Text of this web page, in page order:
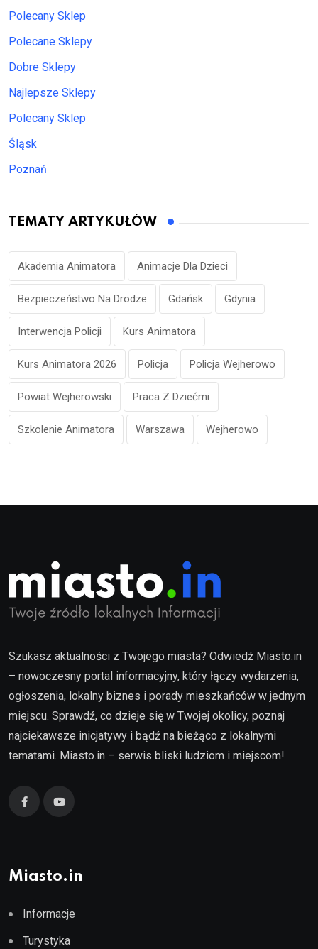
Polecany Sklep
Polecane Sklepy
Dobre Sklepy
Najlepsze Sklepy
Polecany Sklep
Śląsk
Poznań
TEMATY ARTYKUŁÓW
Akademia Animatora Animacje Dla Dzieci
Bezpieczeństwo Na Drodze Gdańsk Gdynia
Interwencja Policji Kurs Animatora
Kurs Animatora 2026 Policja Policja Wejherowo
Powiat Wejherowski Praca Z Dziećmi
Szkolenie Animatora Warszawa Wejherowo
Szukasz aktualności z Twojego miasta? Odwiedź Miasto.in
– nowoczesny portal informacyjny, który łączy wydarzenia,
ogłoszenia, lokalny biznes i porady mieszkańców w jednym
miejscu. Sprawdź, co dzieje się w Twojej okolicy, poznaj
najciekawsze inicjatywy i bądź na bieżąco z lokalnymi
tematami. Miasto.in – serwis bliski ludziom i miejscom!
Miasto.in
Informacje
Turystyka